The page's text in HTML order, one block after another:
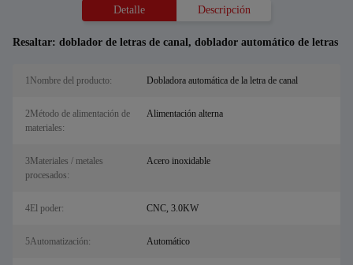
Detalle Descripción
Resaltar: doblador de letras de canal, doblador automático de letras
1Nombre del producto: Dobladora automática de la letra de canal
2Método de alimentación de
materiales:
Alimentación alterna
3Materiales / metales
procesados:
Acero inoxidable
4El poder: CNC, 3.0KW
5Automatización: Automático